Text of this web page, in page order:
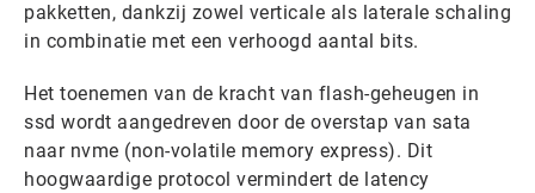
pakketten, dankzij zowel verticale als laterale schaling
in combinatie met een verhoogd aantal bits.
Het toenemen van de kracht van flash-geheugen in
ssd wordt aangedreven door de overstap van sata
naar nvme (non-volatile memory express). Dit
hoogwaardige protocol vermindert de latency